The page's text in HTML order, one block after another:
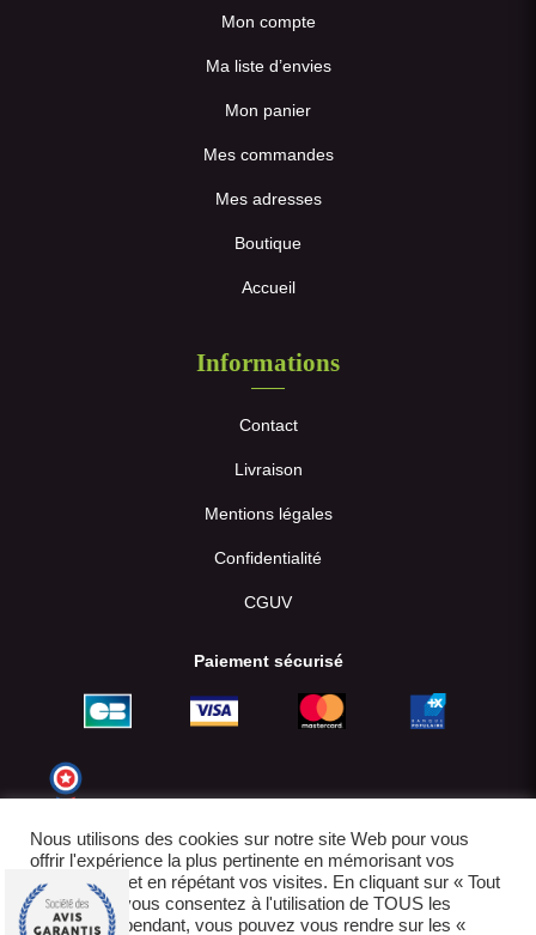
Mon compte
Ma liste d’envies
Mon panier
Mes commandes
Mes adresses
Boutique
Accueil
Informations
Contact
Livraison
Mentions légales
Confidentialité
CGUV
Paiement sécurisé
Nous utilisons des cookies sur notre site Web pour vous
offrir l'expérience la plus pertinente en mémorisant vos
préférences et en répétant vos visites. En cliquant sur « Tout
accepter », vous consentez à l'utilisation de TOUS les
cookies. Cependant, vous pouvez vous rendre sur les «